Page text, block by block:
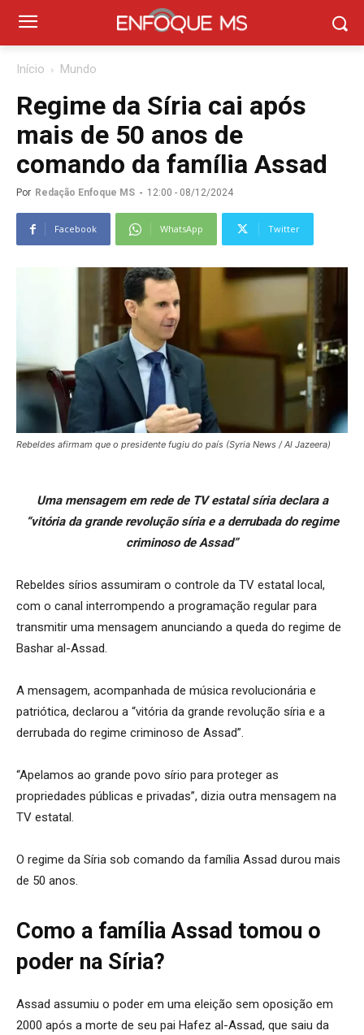
Início Mundo
Regime da Síria cai após
mais de 50 anos de
comando da família Assad
Por Redação Enfoque MS - 12:00 - 08/12/2024
Facebook WhatsApp Twitter
Rebeldes afirmam que o presidente fugiu do país (Syria News / Al Jazeera)
Uma mensagem em rede de TV estatal síria declara a
“vitória da grande revolução síria e a derrubada do regime
criminoso de Assad”
Rebeldes sírios assumiram o controle da TV estatal local,
com o canal interrompendo a programação regular para
transmitir uma mensagem anunciando a queda do regime de
Bashar al-Assad.
A mensagem, acompanhada de música revolucionária e
patriótica, declarou a “vitória da grande revolução síria e a
derrubada do regime criminoso de Assad”.
“Apelamos ao grande povo sírio para proteger as
propriedades públicas e privadas”, dizia outra mensagem na
TV estatal.
O regime da Síria sob comando da família Assad durou mais
de 50 anos.
Como a família Assad tomou o
poder na Síria?
Assad assumiu o poder em uma eleição sem oposição em
2000 após a morte de seu pai Hafez al-Assad, que saiu da